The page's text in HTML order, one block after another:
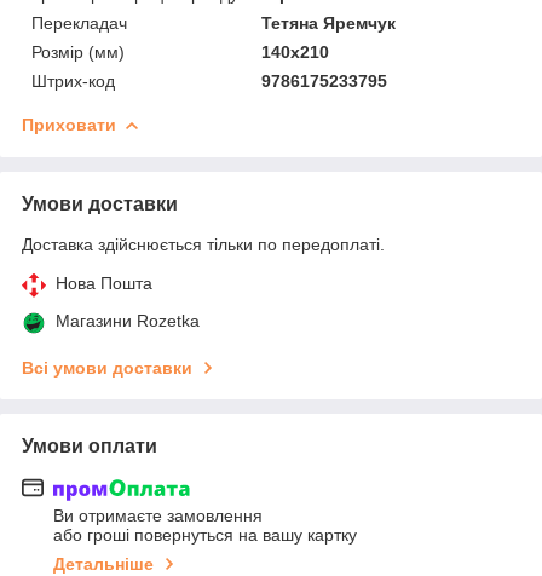
Перекладач
Тетяна Яремчук
Розмір (мм)
140х210
Штрих-код
9786175233795
Приховати
Умови доставки
Доставка здійснюється тільки по передоплаті.
Нова Пошта
Магазини Rozetka
Всі умови доставки
Умови оплати
Ви отримаєте замовлення
або гроші повернуться на вашу картку
Детальніше